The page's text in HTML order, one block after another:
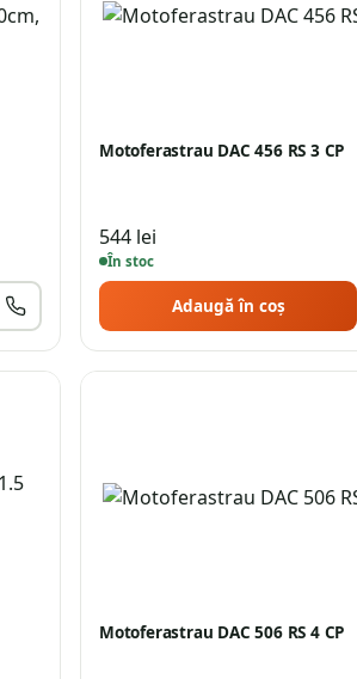
Motoferastrau DAC 456 RS 3 CP
544 lei
În stoc
Adaugă în coș
Motoferastrau DAC 506 RS 4 CP